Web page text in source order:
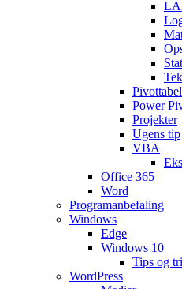
Pivottabel
Power
Projekter
Ugens tip
VBA
Office 365
Word
Programanbefaling
Windows
Edge
Windows 10
Tips og
WordPress